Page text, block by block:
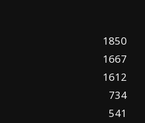
1850
1667
1612
734
541